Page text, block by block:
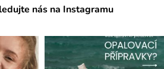
nás na Instagramu